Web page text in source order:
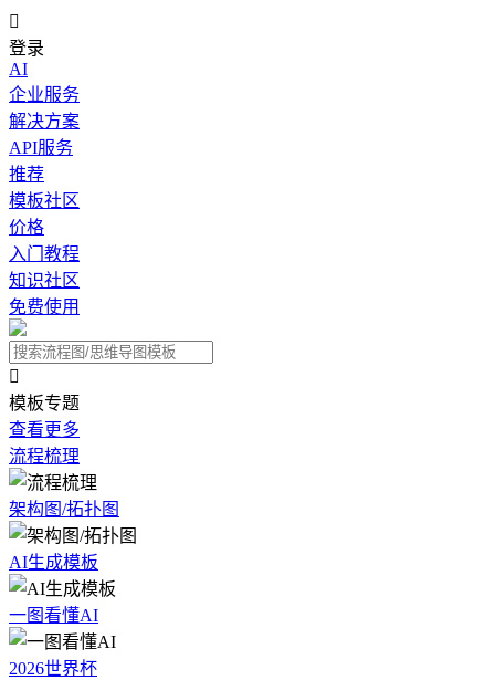

登录
AI
企业服务
解决方案
API服务
推荐
模板社区
价格
入门教程
知识社区
免费使用

模板专题
查看更多
流程梳理
架构图/拓扑图
AI生成模板
一图看懂AI
2026世界杯